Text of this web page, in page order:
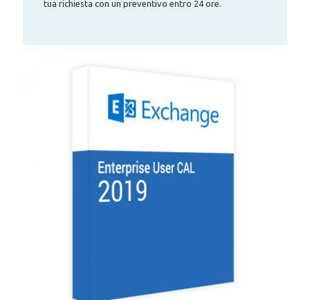
tua richiesta con un preventivo entro 24 ore.